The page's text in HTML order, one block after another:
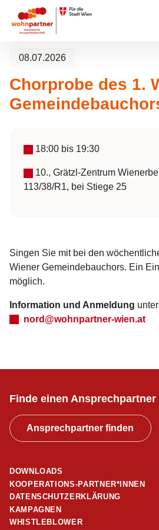
Zum Hauptinhalt springen
Skip to page footer
08.07.2026
Chorprobe des 1.
18:00 bis 19:30
10., Grätzl-Zentrum
113/38/R1, bei Stiege 25
Singen Sie mit bei den
Wiener Gemeindebauchors. Ein
möglich.
Information und Anmeldung
nord@wohnpartner-wien.at
Finde einen
Ansprechpartner finden
DOWNLOADS
KOOPERATIONS-PARTNER*INNEN
DATENSCHUTZERKLÄRUNG
KAMPAGNEN
WHISTLEBLOWER